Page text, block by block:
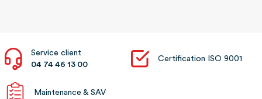
Service client
04 74 46 13 00
Certification ISO 9001
Maintenance & SAV